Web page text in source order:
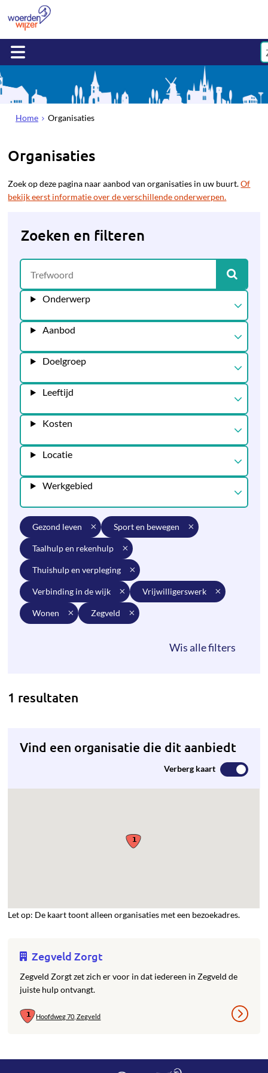
Home Organisaties
Organisaties
Zoek op deze pagina naar aanbod van organisaties in uw buurt.Of
bekijk eerst informatie over de verschillende onderwerpen.
Zoeken en filteren
Onderwerp
Aanbod
Doelgroep
Leeftijd
Kosten
Locatie
Werkgebied
gezond leven sport en bewegen
taalhulp en rekenhulp
thuishulp en verpleging
verbinding in de wijk vrijwilligerswerk
wonen zegveld
1 resultaten
Vind een organisatie die dit aanbiedt
Verberg kaart
Let op: De kaart toont alleen organisaties met een bezoekadres.
Zegveld Zorgt
Zegveld Zorgt zet zich er voor in dat iedereen in Zegveld de
juiste hulp ontvangt.
Hoofdweg 70, Zegveld